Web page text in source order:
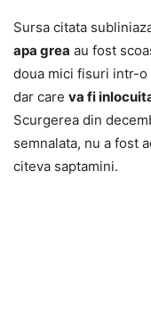
Sursa citata
apa grea au fost
doua mici fisuri intr-o
dar care va fi
Scurgerea din
semnalata, nu a fost
citeva saptamini.